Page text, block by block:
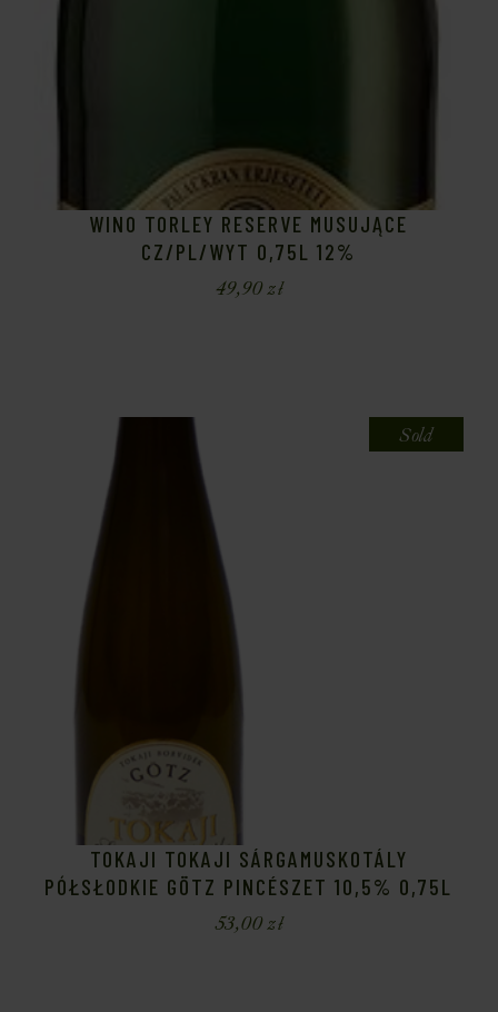
WINO TORLEY RESERVE MUSUJĄCE
CZ/PL/WYT 0,75L 12%
49,90zł
Sold
TOKAJI TOKAJI SÁRGAMUSKOTÁLY
PÓŁSŁODKIE GÖTZ PINCÉSZET 10,5% 0,75L
53,00zł